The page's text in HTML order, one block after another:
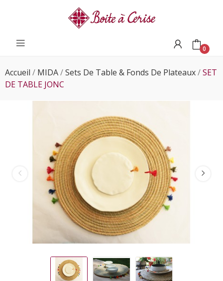
0
Accueil MIDA Sets De Table & Fonds De Plateaux
SET
DE TABLE JONC